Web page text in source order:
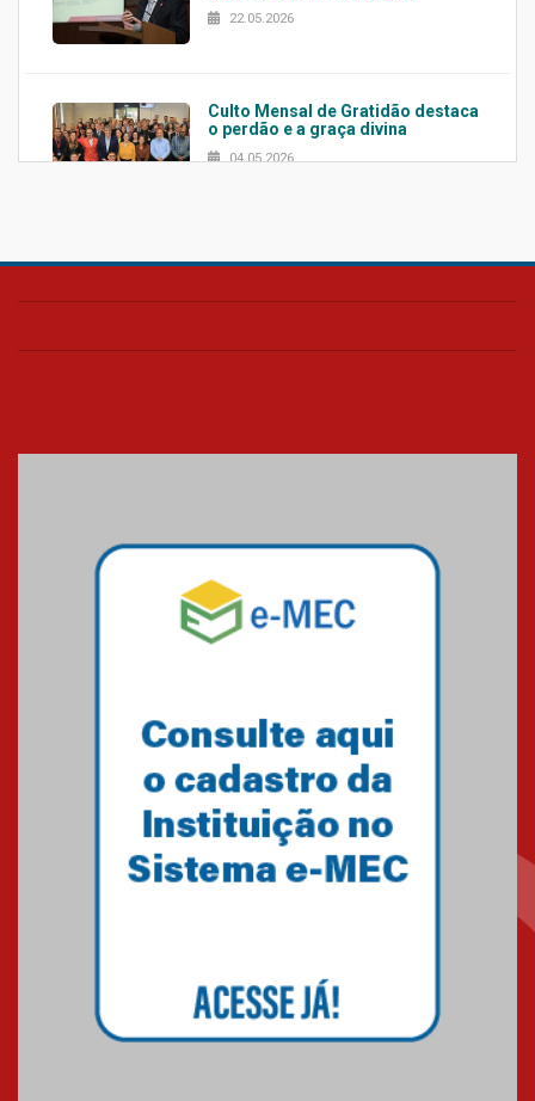
22.05.2026
Culto Mensal de Gratidão destaca
o perdão e a graça divina
04.05.2026
Confira como foi o culto mensal
Mackenzie mobiliza campanha
solidária para apoiar famílias em
Minas Gerais
Primeiro culto do ano ressalta o
27.02.2026